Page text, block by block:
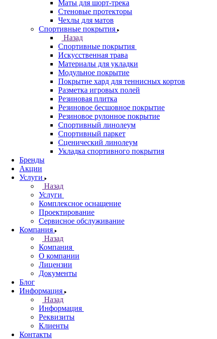
Маты для шорт-трека
Стеновые протекторы
Чехлы для матов
Спортивные покрытия
Назад
Спортивные покрытия
Искусственная трава
Материалы для укладки
Модульное покрытие
Покрытие хард для теннисных кортов
Разметка игровых полей
Резиновая плитка
Резиновое бесшовное покрытие
Резиновое рулонное покрытие
Спортивный линолеум
Спортивный паркет
Сценический линолеум
Укладка спортивного покрытия
Бренды
Акции
Услуги
Назад
Услуги
Комплексное оснащение
Проектирование
Сервисное обслуживание
Компания
Назад
Компания
О компании
Лицензии
Документы
Блог
Информация
Назад
Информация
Реквизиты
Клиенты
Контакты